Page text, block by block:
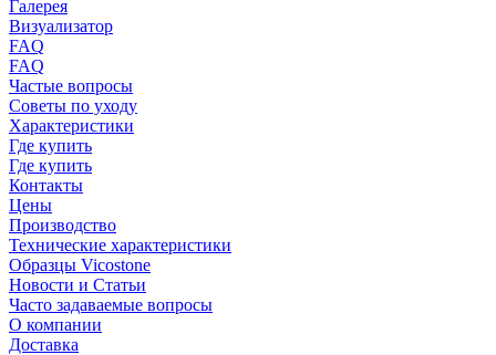
Галерея
Визуализатор
FAQ
FAQ
Частые вопросы
Советы по уходу
Характеристики
Где купить
Где купить
Контакты
Цены
Производство
Технические характеристики
Образцы Vicostone
Новости и Статьи
Часто задаваемые вопросы
О компании
Доставка